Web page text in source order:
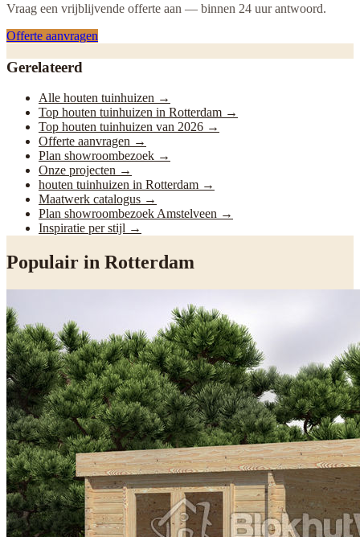
Vraag een vrijblijvende offerte aan — binnen 24 uur antwoord.
Offerte aanvragen
Gerelateerd
Alle houten tuinhuizen →
Top houten tuinhuizen in Rotterdam →
Top houten tuinhuizen van 2026 →
Offerte aanvragen →
Plan showroombezoek →
Onze projecten →
houten tuinhuizen in Rotterdam →
Maatwerk catalogus →
Plan showroombezoek Amstelveen →
Inspiratie per stijl →
Populair in Rotterdam